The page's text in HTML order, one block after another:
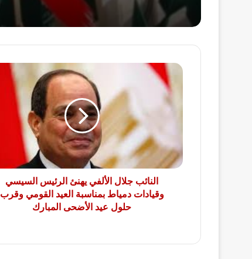
النائب
الألفي
يهنئ
وقيادات
دمياط
بمناسبة
النائب جلال الألفي يهنئ الرئيس السيسي
وقيادات دمياط بمناسبة العيد القومي وقرب
حلول عيد الأضحى المبارك